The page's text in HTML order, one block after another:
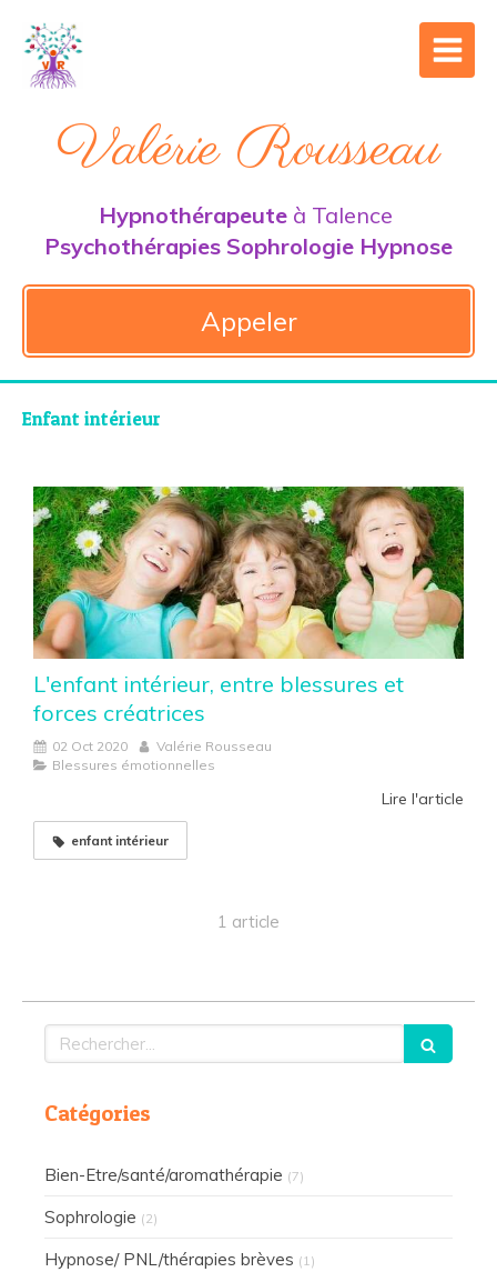
Valérie Rousseau
Hypnothérapeute à Talence
Psychothérapies Sophrologie Hypnose
Appeler
Enfant intérieur
L'enfant intérieur, entre blessures et
forces créatrices
02 Oct 2020
Valérie Rousseau
Blessures émotionnelles
Lire l'article
enfant intérieur
1 article
Rechercher
Catégories
Bien-Etre/santé/aromathérapie (7)
Sophrologie (2)
Hypnose/ PNL/thérapies brèves (1)